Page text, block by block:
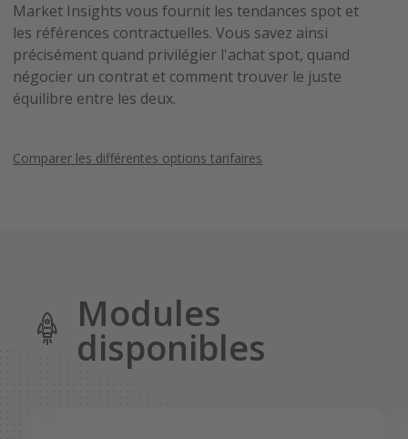
Market Insights vous fournit les tendances spot et
les références contractuelles. Vous savez ainsi
précisément quand privilégier l'achat spot, quand
négocier un contrat et comment trouver le juste
équilibre entre les deux.
Comparer les différentes options tarifaires
Modules
disponibles